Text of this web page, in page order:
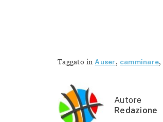
Taggato in Auser, camminare,
Autore
Redazione